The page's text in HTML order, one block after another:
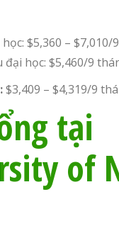
$5,360 – $7,010/
đại học: $5,460/9
$3,409 – $4,319/9
tại
of